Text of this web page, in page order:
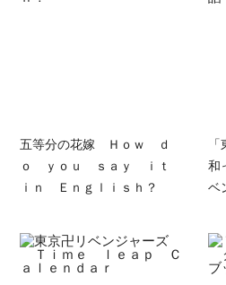
五等分の花嫁 Ｈｏｗ ｄ
ｏ ｙｏｕ ｓａｙ ｉｔ
ｉｎ Ｅｎｇｌｉｓｈ？
和
ベ